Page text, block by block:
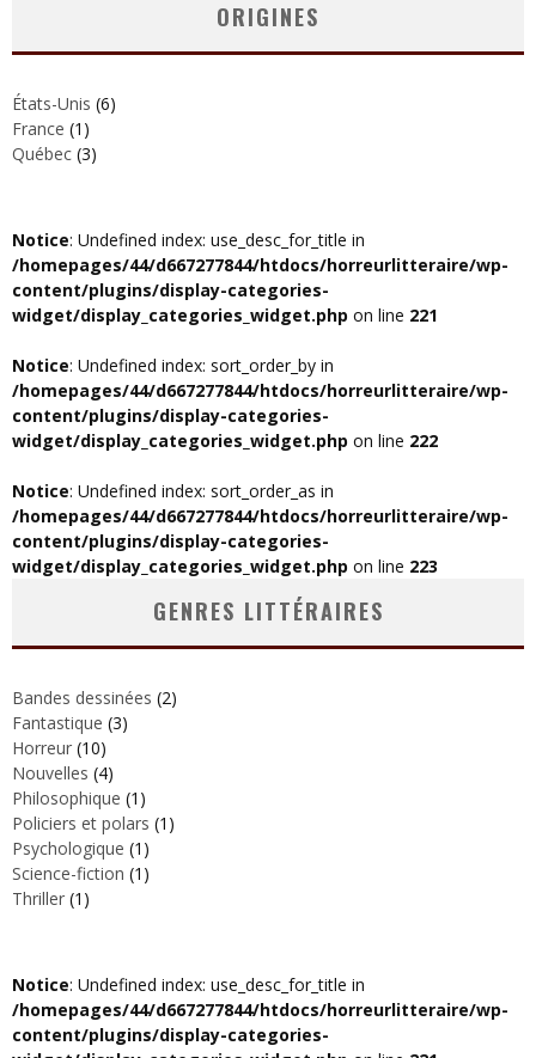
ORIGINES
États-Unis (6)
France (1)
Québec (3)
Notice: Undefined index: use_desc_for_title in
/homepages/44/d667277844/htdocs/horreurlitteraire/wp-
content/plugins/display-categories-
widget/display_categories_widget.php on line 221
Notice: Undefined index: sort_order_by in
/homepages/44/d667277844/htdocs/horreurlitteraire/wp-
content/plugins/display-categories-
widget/display_categories_widget.php on line 222
Notice: Undefined index: sort_order_as in
/homepages/44/d667277844/htdocs/horreurlitteraire/wp-
content/plugins/display-categories-
widget/display_categories_widget.php on line 223
GENRES LITTÉRAIRES
Bandes dessinées (2)
Fantastique (3)
Horreur (10)
Nouvelle‎s (4)
Philosophique (1)
Policiers et polars (1)
Psychologique (1)
Science-fiction (1)
Thriller (1)
Notice: Undefined index: use_desc_for_title in
/homepages/44/d667277844/htdocs/horreurlitteraire/wp-
content/plugins/display-categories-